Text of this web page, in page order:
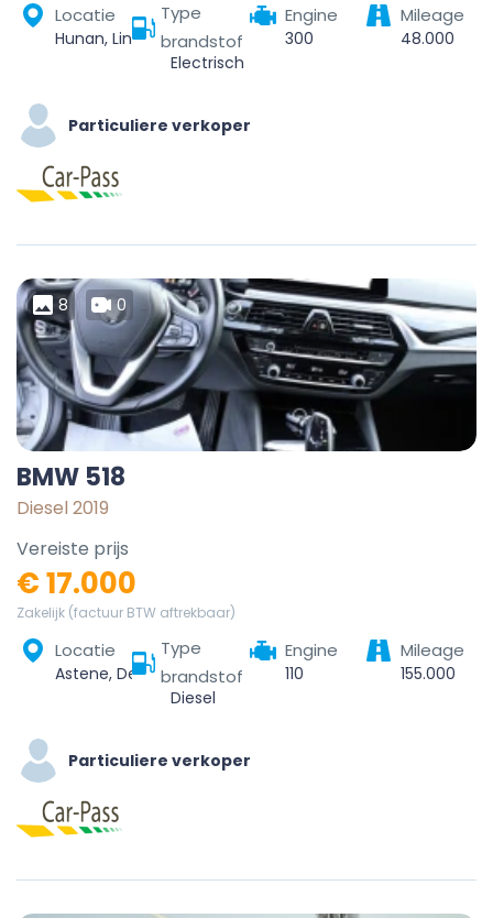
Locatie
Hunan, Linchuan District, Fuzhou City, Jiangxi, China
Type
brandstof
Electrisch
Engine
300
Mileage
48.000
Particuliere verkoper
8 0
BMW 518
Diesel 2019
Vereiste prijs
€ 17.000
Zakelijk (factuur BTW aftrekbaar)
Locatie
Astene, Deinze, Gent, Oost-Vlaanderen, Vlaanderen, België
Type
brandstof
Diesel
Engine
110
Mileage
155.000
Particuliere verkoper